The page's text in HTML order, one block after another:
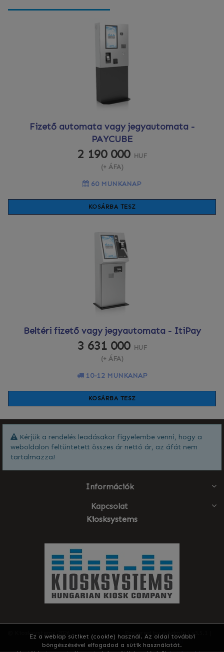
Fizető automata vagy jegyautomata -
PAYCUBE
2 190 000 HUF
(+ ÁFA)
60 MUNKANAP
KOSÁRBA TESZ
Beltéri fizető vagy jegyautomata - ItiPay
3 631 000 HUF
(+ ÁFA)
10-12 MUNKANAP
KOSÁRBA TESZ
Kérjük a rendelés leadásakor figyelembe venni, hogy a
weboldalon feltüntetett összes ár nettó ár, az áfát nem
tartalmazza!
Információk
Kapcsolat
Kiosksystems
© Kiosksystems 2026
Powered by wAdmin | v3.5.1 |
vvortex.hu
Ez a weblap sütiket (cookie) használ. Az oldal további
böngészésével elfogadod a sütik használatát.